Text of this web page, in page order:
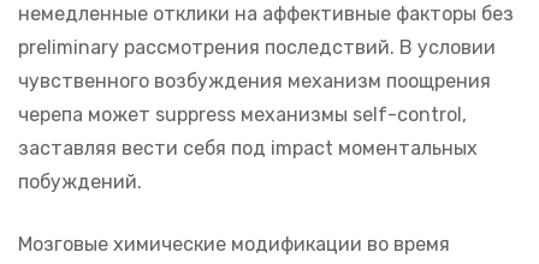
немедленные отклики на аффективные факторы без
preliminary рассмотрения последствий. В условии
чувственного возбуждения механизм поощрения
черепа может suppress механизмы self-control,
заставляя вести себя под impact моментальных
побуждений.
Мозговые химические модификации во время